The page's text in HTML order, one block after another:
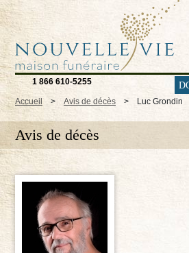
1 866 610-5255
Accueil > Avis de décès > Luc Grondin
Avis de décès